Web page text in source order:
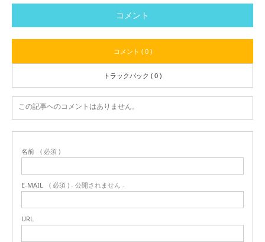
コメント
コメント ( 0 )
トラックバック ( 0 )
この記事へのコメントはありません。
名前 ( 必須 )
E-MAIL ( 必須 ) - 公開されません -
URL